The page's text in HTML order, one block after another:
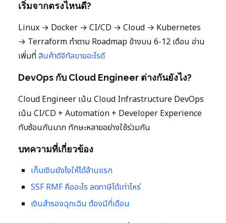
เริ่มจากตรงไหนดี?
Linux → Docker → CI/CD → Cloud → Kubernetes
→ Terraform ทำตาม Roadmap ข้างบน 6-12 เดือน อ่าน
เพิ่มที่สินค้าดิจิทัลขายอะไรดี
DevOps กับ Cloud Engineer ต่างกันยังไง?
Cloud Engineer เน้น Cloud Infrastructure DevOps
เน้น CI/CD + Automation + Developer Experience
ทับซ้อนกันมาก ทักษะหลายอย่างใช้ร่วมกัน
บทความที่เกี่ยวข้อง
เก็บเงินยังไงให้ได้ล้านแรก
SSF RMF คืออะไร ลดภาษีได้เท่าไหร่
เงินสำรองฉุกเฉิน ต้องมีกี่เดือน